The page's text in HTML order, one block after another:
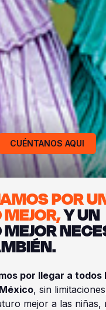
CUÉNTANOS AQUI
POR
Y UN
por llegar a todos
, sin
mejor a las niñas,